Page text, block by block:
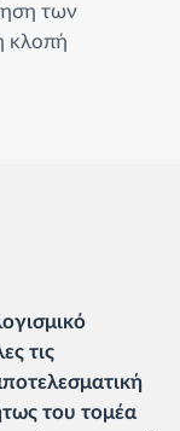
των
κλοπή
τις
του τομέα